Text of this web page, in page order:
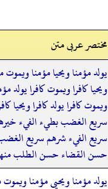
مختصر عربی متن
يولد مؤمنا ويحيا مؤمنا ويموت
ويحيا كافرا ويموت كافرا يولد
ويموت كافرا يولد كافرا ويحيا
سريع الغضب بطيء الفيء
سريع الفيء شرهم سريع
حسن القضاء حسن الطلب
يولد مؤمنا ويحيى مؤمنا ويموت